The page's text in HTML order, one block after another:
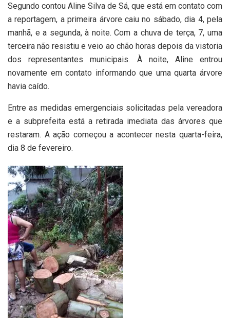
Segundo contou Aline Silva de Sá, que está em contato com
a reportagem, a primeira árvore caiu no sábado, dia 4, pela
manhã, e a segunda, à noite. Com a chuva de terça, 7, uma
terceira não resistiu e veio ao chão horas depois da vistoria
dos representantes municipais. À noite, Aline entrou
novamente em contato informando que uma quarta árvore
havia caído.
Entre as medidas emergenciais solicitadas pela vereadora
e a subprefeita está a retirada imediata das árvores que
restaram. A ação começou a acontecer nesta quarta-feira,
dia 8 de fevereiro.